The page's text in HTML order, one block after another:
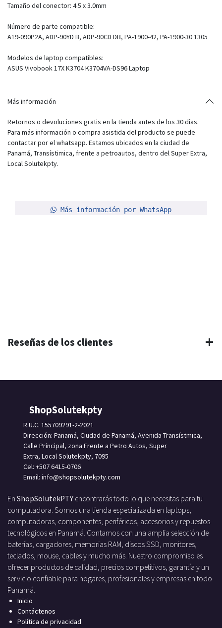
Tamaño del conector: 4.5 x 3.0mm
Número de parte compatible:
A19-090P2A, ADP-90YD B, ADP-90CD DB, PA-1900-42, PA-1900-30 1305
Modelos de laptop compatibles:
ASUS Vivobook 17X K3704 K3704VA-DS96 Laptop
Más información
Retornos o devoluciones gratis en la tienda antes de los 30 días.
Para más información o compra asistida del producto se puede
contactar por el whatsapp. Estamos ubicados en la ciudad de
Panamá, Transístimica, frente a petroautos, dentro del Super Extra,
Local Solutekpty.
Más información por WhatsApp
Reseñas de los clientes
ShopSolutekpty
R.U.C. 155709291-2-2021
Dirección: Panamá, Ciudad de Panamá, Avenida Transístmica,
Calle Principal, zona Frente a Petro Autos, Super
Extra, Local Solutekpty, 7095
Cel: +507 6415-0706
Email: info@shopsolutekpty.com
En ShopSolutekPTY encontrarás todo lo que necesitas para tu
computadora. Somos una tienda especializada en laptops,
computadoras, componentes, periféricos, accesorios y repuestos
tecnológicos en Panamá. Contamos con una amplia selección de
baterías, cargadores, memorias RAM, discos SSD, monitores,
teclados, mouse, cables y mucho más. Nuestro compromiso es
ofrecer productos de calidad, precios competitivos, garantía y un
servicio confiable para hogares, profesionales y empresas en todo
Panamá.
Inicio
Contáctenos
Política de privacidad